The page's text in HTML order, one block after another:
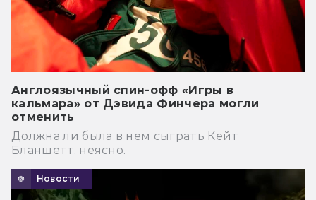
Англоязычный спин-офф «Игры в
кальмара» от Дэвида Финчера могли
отменить
Должна ли была в нем сыграть Кейт
Бланшетт, неясно.
Новости